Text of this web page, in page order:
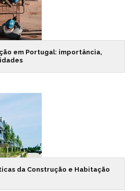
em Portugal: importância,
da Construção e Habitação